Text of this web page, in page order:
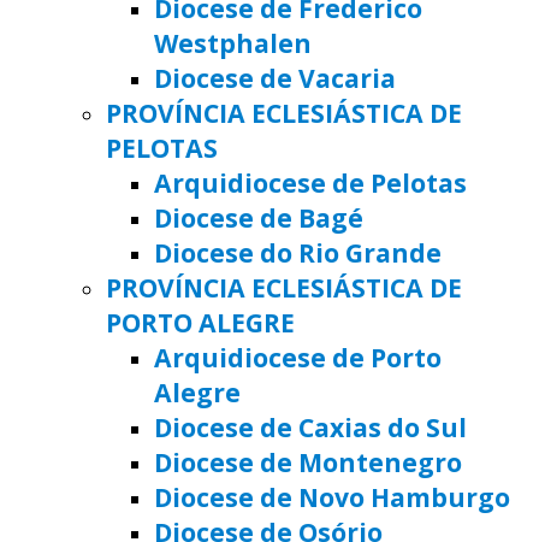
Diocese de Frederico
Westphalen
Diocese de Vacaria
PROVÍNCIA ECLESIÁSTICA DE
PELOTAS
Arquidiocese de Pelotas
Diocese de Bagé
Diocese do Rio Grande
PROVÍNCIA ECLESIÁSTICA DE
PORTO ALEGRE
Arquidiocese de Porto
Alegre
Diocese de Caxias do Sul
Diocese de Montenegro
Diocese de Novo Hamburgo
Diocese de Osório